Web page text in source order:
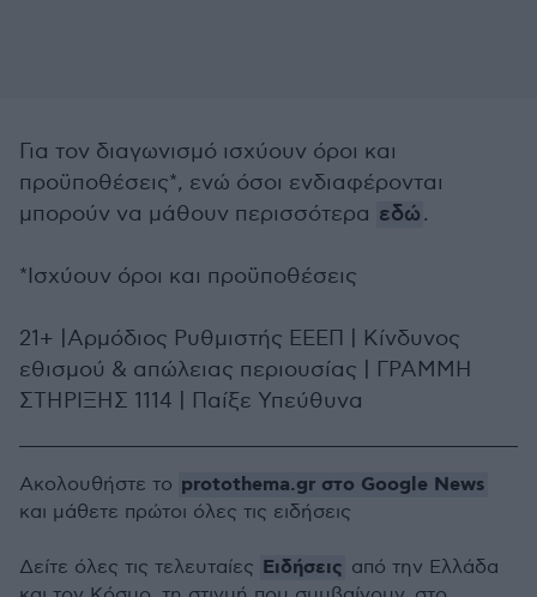
Για τον διαγωνισμό ισχύουν όροι και
προϋποθέσεις*, ενώ όσοι ενδιαφέρονται
μπορούν να μάθουν περισσότερα εδώ.
*Ισχύουν όροι και προϋποθέσεις
21+ |Αρμόδιος Ρυθμιστής ΕΕΕΠ | Κίνδυνος
εθισμού & απώλειας περιουσίας | ΓΡΑΜΜΗ
ΣΤΗΡΙΞΗΣ 1114 | Παίξε Υπεύθυνα
Ακολουθήστε το protothema.gr στο Google News
και μάθετε πρώτοι όλες τις ειδήσεις
Δείτε όλες τις τελευταίες Ειδήσεις από την Ελλάδα